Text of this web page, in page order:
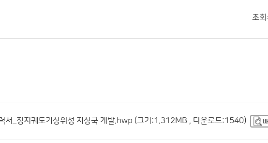
조회
서_정지궤도기상위성 지상국 개발.hwp (크기:1.312MB , 다운로드:1540)